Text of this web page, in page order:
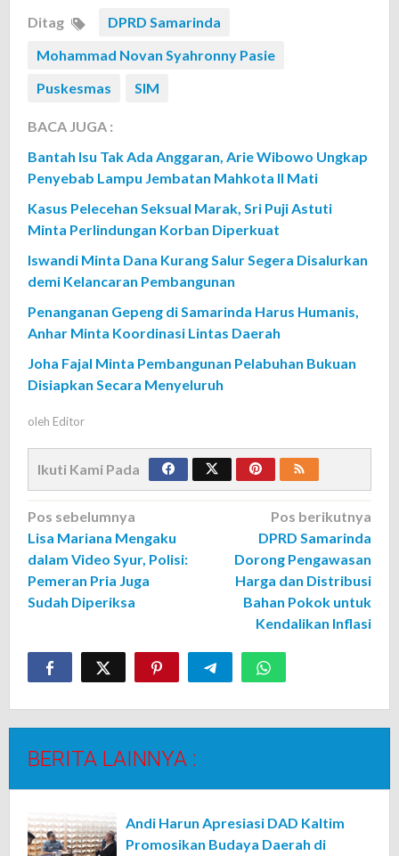
Ditag
DPRD Samarinda
Mohammad Novan Syahronny Pasie
Puskesmas
SIM
BACA JUGA :
Bantah Isu Tak Ada Anggaran, Arie Wibowo Ungkap
Penyebab Lampu Jembatan Mahkota II Mati
Kasus Pelecehan Seksual Marak, Sri Puji Astuti
Minta Perlindungan Korban Diperkuat
Iswandi Minta Dana Kurang Salur Segera Disalurkan
demi Kelancaran Pembangunan
Penanganan Gepeng di Samarinda Harus Humanis,
Anhar Minta Koordinasi Lintas Daerah
Joha Fajal Minta Pembangunan Pelabuhan Bukuan
Disiapkan Secara Menyeluruh
oleh Editor
Ikuti Kami Pada
Navigasi
pos
Pos sebelumnya
Lisa Mariana Mengaku
dalam Video Syur, Polisi:
Pemeran Pria Juga
Sudah Diperiksa
Pos berikutnya
DPRD Samarinda
Dorong Pengawasan
Harga dan Distribusi
Bahan Pokok untuk
Kendalikan Inflasi
BERITA LAINNYA :
Andi Harun Apresiasi DAD Kaltim
Promosikan Budaya Daerah di